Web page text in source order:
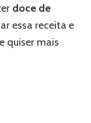
doce de
essa receita e
quiser mais